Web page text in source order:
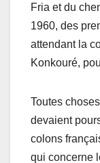
Fria et du
1960, des
attendant la
Konkouré,
Toutes
devaient
colons
qui concerne